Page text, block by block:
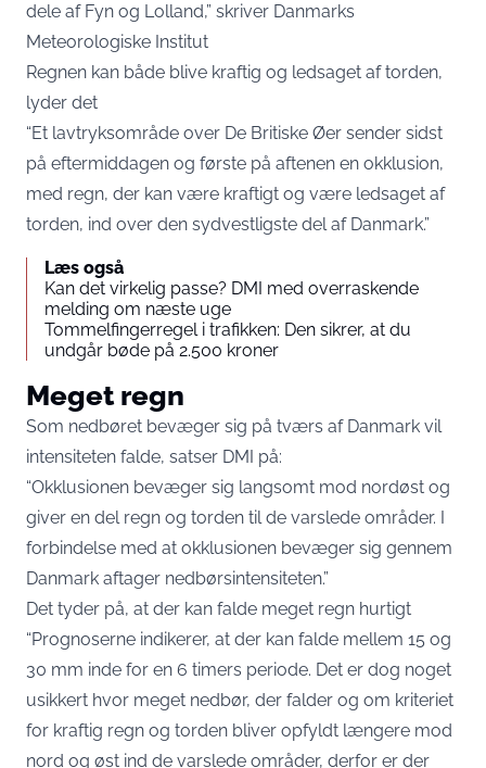
dele af Fyn og Lolland,” skriver Danmarks
Meteorologiske Institut
Regnen kan både blive kraftig og ledsaget af torden,
lyder det
“Et lavtryksområde over De Britiske Øer sender sidst
på eftermiddagen og første på aftenen en okklusion,
med regn, der kan være kraftigt og være ledsaget af
torden, ind over den sydvestligste del af Danmark.”
Læs også
Kan det virkelig passe? DMI med overraskende
melding om næste uge
Tommelfingerregel i trafikken: Den sikrer, at du
undgår bøde på 2.500 kroner
Meget regn
Som nedbøret bevæger sig på tværs af Danmark vil
intensiteten falde, satser DMI på:
“Okklusionen bevæger sig langsomt mod nordøst og
giver en del regn og torden til de varslede områder. I
forbindelse med at okklusionen bevæger sig gennem
Danmark aftager nedbørsintensiteten.”
Det tyder på, at der kan falde meget regn hurtigt
“Prognoserne indikerer, at der kan falde mellem 15 og
30 mm inde for en 6 timers periode. Det er dog noget
usikkert hvor meget nedbør, der falder og om kriteriet
for kraftig regn og torden bliver opfyldt længere mod
nord og øst ind de varslede områder, derfor er der